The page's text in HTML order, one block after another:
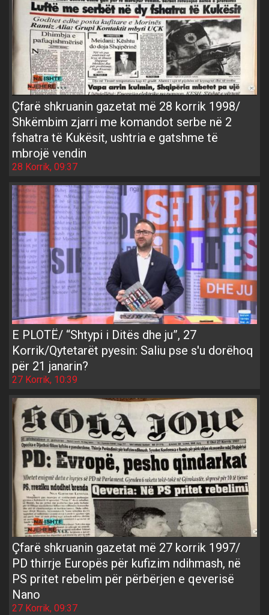
Çfarë shkruanin gazetat më 28 korrik 1998/
Shkëmbim zjarri me komandot serbe në 2
fshatra të Kukësit, ushtria e gatshme të
mbrojë vendin
28 Korrik, 09:37
E PLOTË/ “Shtypi i Ditës dhe ju”, 27
Korrik/Qytetarët pyesin: Saliu pse s'u dorëhoq
për 21 janarin?
27 Korrik, 10:39
Çfarë shkruanin gazetat më 27 korrik 1997/
PD thirrje Europës për kufizim ndihmash, në
PS pritet rebelim për përbërjen e qeverisë
Nano
27 Korrik, 09:37